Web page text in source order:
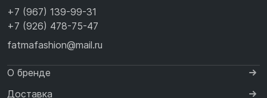
+7 (967) 139-99-31
+7 (926) 478-75-47
fatmafashion@mail.ru
О бренде
Доставка